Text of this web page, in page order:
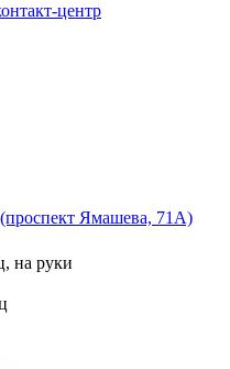
центр
Ямашева, 71А)
на руки